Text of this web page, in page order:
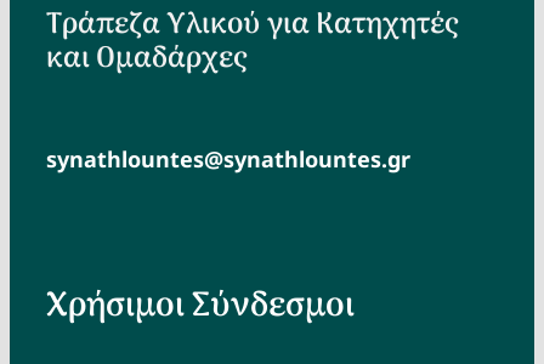
Τράπεζα Υλικού για Κατηχητές
και Ομαδάρχες
synathlountes@synathlountes.gr
Χρήσιμοι Σύνδεσμοι